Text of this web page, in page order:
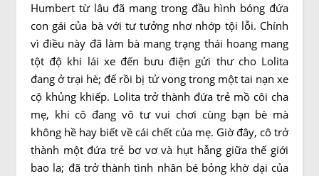
Humbert từ lâu đã mang trong đầu hình bóng đứa
con gái của bà với tư tưởng nhơ nhớp tội lỗi. Chính
vì điều này đã làm bà mang trạng thái hoang mang
tột độ khi lái xe đến bưu điện gửi thư cho Lolita
đang ở trại hè; để rồi bị tử vong trong một tai nạn xe
cộ khủng khiếp. Lolita trở thành đứa trẻ mồ côi cha
mẹ, khi cô đang vô tư vui chơi cùng bạn bè mà
không hề hay biết về cái chết của mẹ. Giờ đây, cô trở
thành một đứa trẻ bơ vơ và hụt hẫng giữa thế giới
bao la; đã trở thành tình nhân bé bỏng khờ dại của